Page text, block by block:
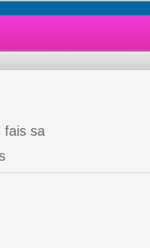
fais sa